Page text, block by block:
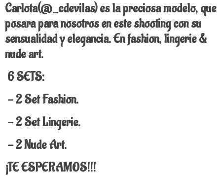
Carlota(@_cdevilas) es la preciosa modelo, que
posara para nosotros en este shooting con su
sensualidad y elegancia. En fashion, lingerie &
nude art.
6 SETS:
- 2 Set Fashion.
- 2 Set Lingerie.
- 2 Nude Art.
¡TE ESPERAMOS!!!